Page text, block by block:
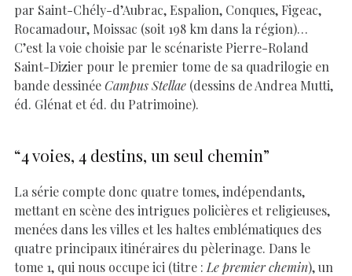
par Saint-Chély-d’Aubrac, Espalion, Conques, Figeac,
Rocamadour, Moissac (soit 198 km dans la région)…
C’est la voie choisie par le scénariste Pierre-Roland
Saint-Dizier pour le premier tome de sa quadrilogie en
bande dessinéeCampus Stellae (dessins de Andrea Mutti,
éd. Glénat et éd. du Patrimoine).
“4 voies, 4 destins, un seul chemin”
La série compte donc quatre tomes, indépendants,
mettant en scène des intrigues policières et religieuses,
menées dans les villes et les haltes emblématiques des
quatre principaux itinéraires du pèlerinage. Dans le
tome 1, qui nous occupe ici (titre : Le premier chemin), un